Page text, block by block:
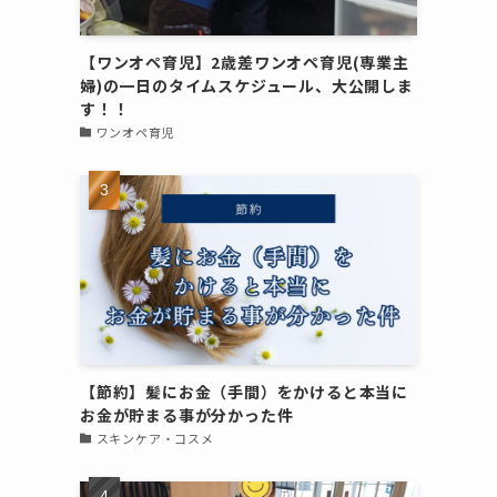
【ワンオペ育児】2歳差ワンオペ育児(専業主
婦)の一日のタイムスケジュール、大公開しま
す！！
ワンオペ育児
【節約】髪にお金（手間）をかけると本当に
お金が貯まる事が分かった件
スキンケア・コスメ